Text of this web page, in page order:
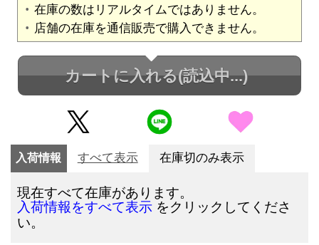
在庫の数はリアルタイムではありません。
店舗の在庫を通信販売で購入できません。
カートに入れる(読込中...)
入荷情報 すべて表示 在庫切のみ表示
現在すべて在庫があります。
入荷情報をすべて表示 をクリックしてくださ
い。